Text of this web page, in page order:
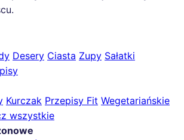
Desery Ciasta Zupy Sałatki
Kurczak Przepisy Fit Wegetariańskie
wszystkie